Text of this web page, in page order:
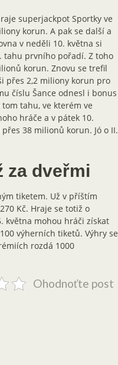
superjackpot Sportky ve
korun. A pak se další a
v neděli 10. května si
tahu prvního pořadí. Z toho
korun. Znovu se trefil
přes 2,2 miliony korun pro
číslu Šance odnesl i bonus
tahu, ve kterém ve
hráče a v pátek 10.
38 milionů korun. Jó o II.
za dveřmi
tiketem. Už v příštím
Kč. Hraje se totiž o
května mohou hráči získat
výherních tiketů. Výhry se
rozdá 1000
Ohodnoťte post